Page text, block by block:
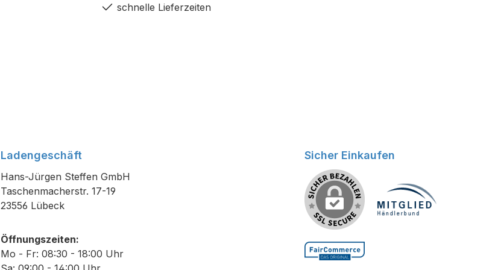
schnelle Lieferzeiten
Ladengeschäft
Hans-Jürgen Steffen GmbH
Taschenmacherstr. 17-19
23556 Lübeck
Öffnungszeiten:
Mo - Fr: 08:30 - 18:00 Uhr
Sicher Einkaufen